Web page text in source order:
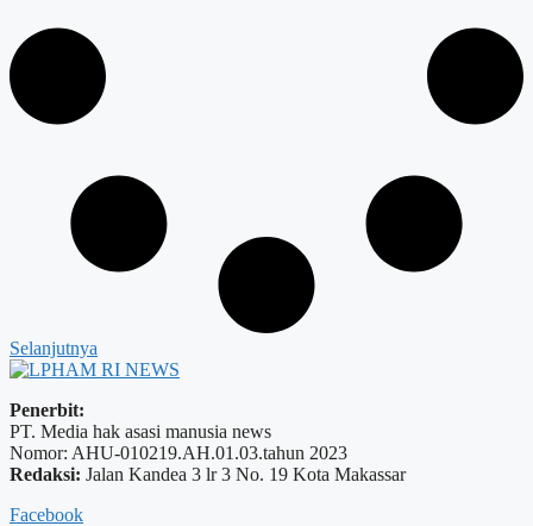
Selanjutnya
Penerbit:
PT. Media hak asasi manusia news
Nomor: AHU-010219.AH.01.03.tahun 2023
Redaksi: Jalan Kandea 3 lr 3 No. 19 Kota Makassar
Facebook